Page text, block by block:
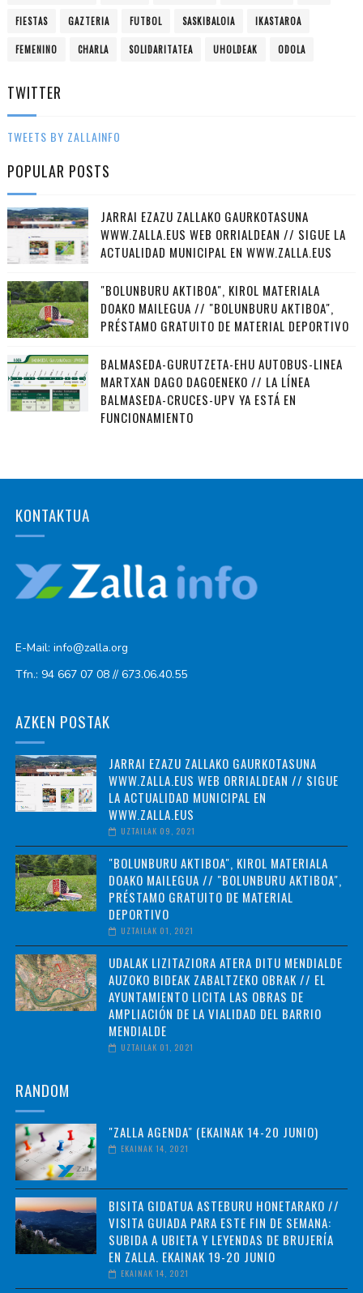
FIESTAS GAZTERIA FUTBOL SASKIBALOIA IKASTAROA
FEMENINO CHARLA SOLIDARITATEA UHOLDEAK ODOLA
TWITTER
TWEETS BY ZALLAINFO
POPULAR POSTS
JARRAI EZAZU ZALLAKO GAURKOTASUNA
WWW.ZALLA.EUS WEB ORRIALDEAN // SIGUE LA
ACTUALIDAD MUNICIPAL EN WWW.ZALLA.EUS
"BOLUNBURU AKTIBOA", KIROL MATERIALA
DOAKO MAILEGUA // "BOLUNBURU AKTIBOA",
PRÉSTAMO GRATUITO DE MATERIAL DEPORTIVO
BALMASEDA-GURUTZETA-EHU AUTOBUS-LINEA
MARTXAN DAGO DAGOENEKO // LA LÍNEA
BALMASEDA-CRUCES-UPV YA ESTÁ EN
FUNCIONAMIENTO
KONTAKTUA
E-Mail: info@zalla.org
Tfn.: 94 667 07 08 // 673.06.40.55
AZKEN POSTAK
JARRAI EZAZU ZALLAKO GAURKOTASUNA
WWW.ZALLA.EUS WEB ORRIALDEAN // SIGUE
LA ACTUALIDAD MUNICIPAL EN
WWW.ZALLA.EUS
UZTAILAK 09, 2021
"BOLUNBURU AKTIBOA", KIROL MATERIALA
DOAKO MAILEGUA // "BOLUNBURU AKTIBOA",
PRÉSTAMO GRATUITO DE MATERIAL
DEPORTIVO
UZTAILAK 01, 2021
UDALAK LIZITAZIORA ATERA DITU MENDIALDE
AUZOKO BIDEAK ZABALTZEKO OBRAK // EL
AYUNTAMIENTO LICITA LAS OBRAS DE
AMPLIACIÓN DE LA VIALIDAD DEL BARRIO
MENDIALDE
UZTAILAK 01, 2021
RANDOM
"ZALLA AGENDA" (EKAINAK 14-20 JUNIO)
EKAINAK 14, 2021
BISITA GIDATUA ASTEBURU HONETARAKO //
VISITA GUIADA PARA ESTE FIN DE SEMANA:
SUBIDA A UBIETA Y LEYENDAS DE BRUJERÍA
EN ZALLA. EKAINAK 19-20 JUNIO
EKAINAK 14, 2021